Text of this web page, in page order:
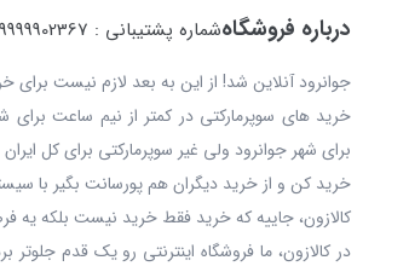
درباره فروشگاهشماره پشتیبانی : 09999902367
جوانرود آنلاین شد! از این به بعد لازم نیست برای
خرید های سوپرمارکتی در کمتر از نیم ساعت
برای شهر جوانرود ولی غیر سوپرمارکتی برای کل
خرید کن و از خرید دیگران هم پورسانت بگیر با
کالازون، جاییه که خرید فقط خرید نیست بلکه یه
در کالازون، ما فروشگاه اینترنتی رو یک قدم